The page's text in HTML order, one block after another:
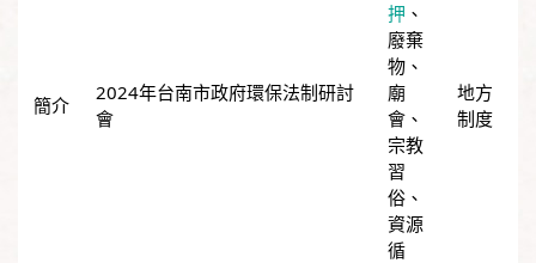
2024年台南市政府環保法制研討
會
押 、
廢棄
物 、
廟
會 、
宗教
習
俗 、
資源
循
地方
制度